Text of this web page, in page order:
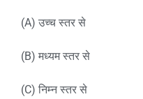
(A) उच्च स्तर से
(B) मध्यम स्तर से
(C) निम्न स्तर से